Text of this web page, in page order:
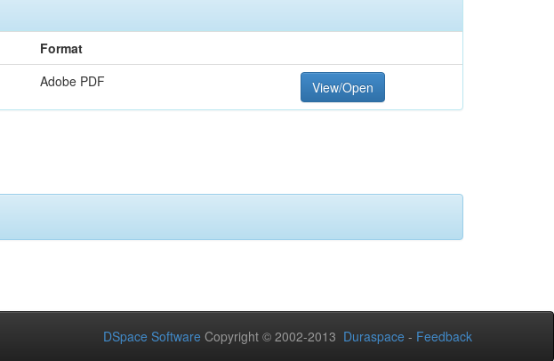
Format
Adobe PDF View/Open
DSpace Software Copyright © 2002-2013 Duraspace - Feedback